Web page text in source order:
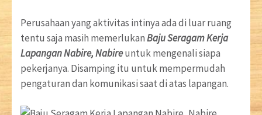
Perusahaan yang aktivitas intinya ada di luar ruang
tentu saja masih memerlukanBaju Seragam Kerja
Lapangan Nabire, Nabireuntuk mengenali siapa
pekerjanya. Disamping itu untuk mempermudah
pengaturan dan komunikasi saat di atas lapangan.